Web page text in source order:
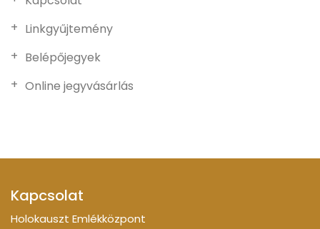
Linkgyűjtemény
Belépőjegyek
Online jegyvásárlás
Kapcsolat
Holokauszt Emlékközpont